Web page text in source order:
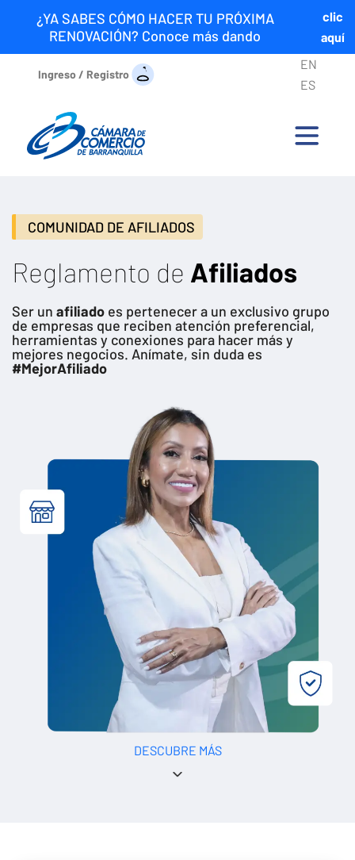
¿YA SABES CÓMO HACER TU PRÓXIMA
RENOVACIÓN? Conoce más dando
clic
aquí
Ingreso / Registro
EN
ES
COMUNIDAD DE AFILIADOS
Reglamento de Afiliados
Ser un afiliado es pertenecer a un exclusivo grupo
de empresas que reciben atención preferencial,
herramientas y conexiones para hacer más y
mejores negocios. Anímate, sin duda es
#MejorAfiliado
DESCUBRE MÁS